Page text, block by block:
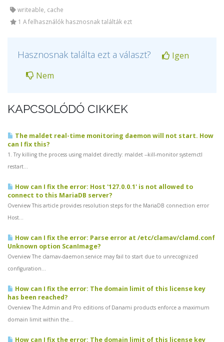
writeable, cache
1 A felhasználók hasznosnak találták ezt
Hasznosnak találta ezt a választ?
Igen
Nem
KAPCSOLÓDÓ CIKKEK
The maldet real-time monitoring daemon will not start. How
can I fix this?
1. Try killing the process using maldet directly: maldet --kill-monitor systemctl
restart...
How can I fix the error: Host '127.0.0.1' is not allowed to
connect to this MariaDB server?
Overview This article provides resolution steps for the MariaDB connection error
Host...
How can I fix the error: Parse error at /etc/clamav/clamd.conf
Unknown option ScanImage?
Overview The clamav-daemon.service may fail to start due to unrecognized
configuration...
How can I fix the error: The domain limit of this license key
has been reached?
Overview The Admin and Pro editions of Danami products enforce a maximum
domain limit within the...
How can I fix the error: The domain limit of this license key